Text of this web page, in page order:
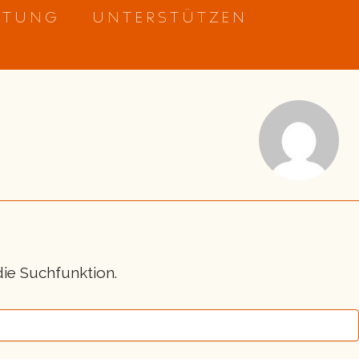
UNTERSTÜTZEN
Suchfunktion.